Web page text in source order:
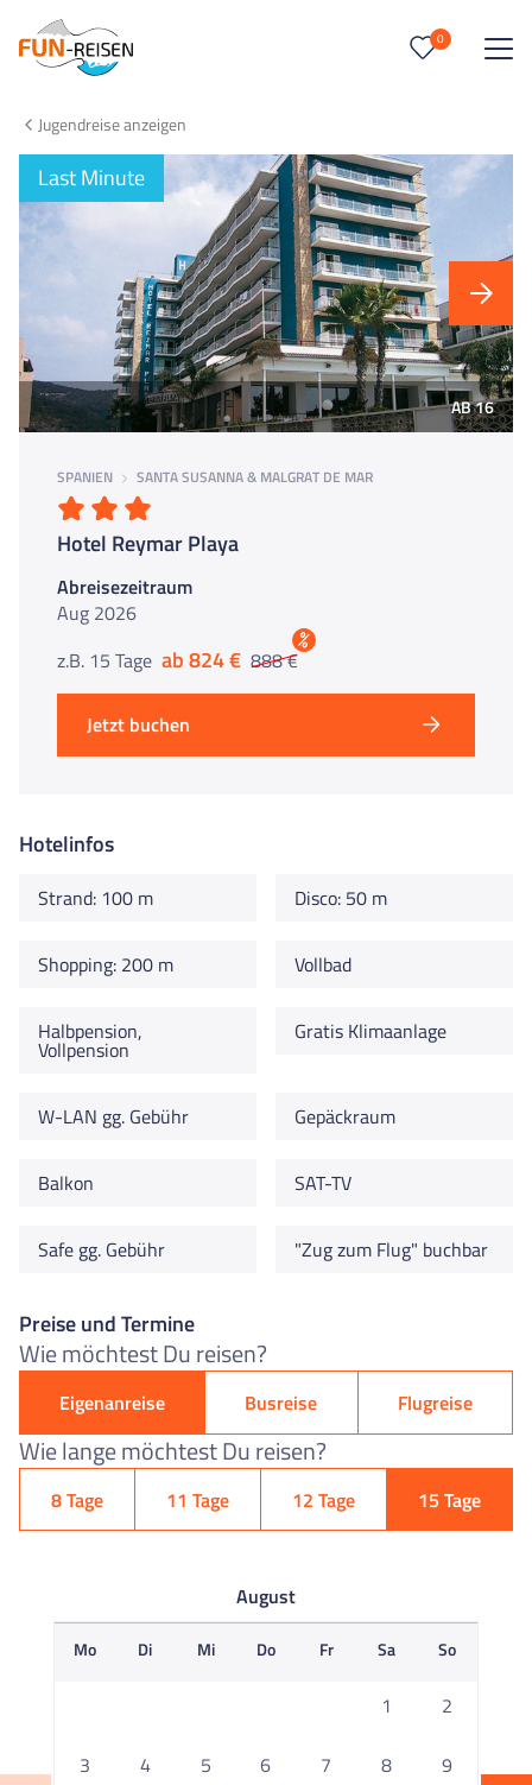
0
Keine Reisen auf der Merkliste
Jugendreise anzeigen
Last Minute
AB 16
SPANIEN SANTA SUSANNA & MALGRAT DE MAR
Hotel Reymar Playa
Abreisezeitraum
Aug 2026
z.B. 15 Tage ab 824 € 888 €
%
Jetzt buchen
Hotelinfos
Strand: 100 m Disco: 50 m
Shopping: 200 m Vollbad
Halbpension,
Vollpension
Gratis Klimaanlage
W-LAN gg. Gebühr Gepäckraum
Balkon SAT-TV
Safe gg. Gebühr "Zug zum Flug" buchbar
Preise und Termine
Wie möchtest Du reisen?
Eigenanreise Busreise Flugreise
Wie lange möchtest Du reisen?
8 Tage 11 Tage 12 Tage 15 Tage
August
Mo Di Mi Do Fr Sa So
1 2
3 4 5 6 7 8 9